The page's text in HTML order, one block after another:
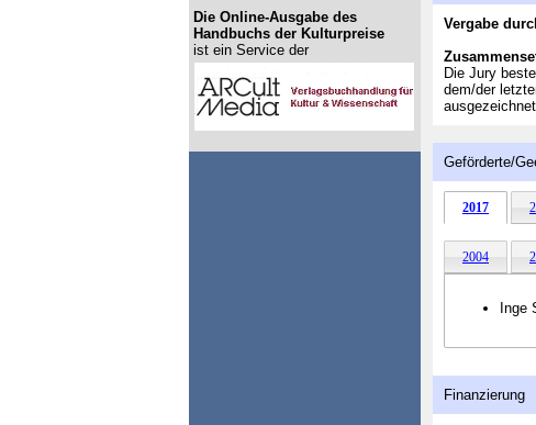
Vergabe
Die Jury
dem/der
Geförderte/
2017
2004
Inge
Finanzierung
Die Online-Ausgabe des
Handbuchs der Kulturpreise
ist ein Service der